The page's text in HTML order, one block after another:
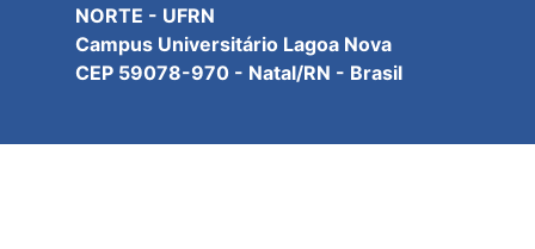
NORTE - UFRN
Campus Universitário Lagoa Nova
CEP 59078-970 - Natal/RN - Brasil